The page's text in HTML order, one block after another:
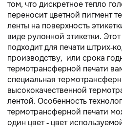
том, что дискретное тепло
переносит цветной пигмент
ленты на поверхность
виде рулонной этикетки.
подходит для печати штрих-
производству, или срока
термотрансферной печати
специальная
высококачественной
лентой. Особенность
термотрансферной печати
один цвет - цвет